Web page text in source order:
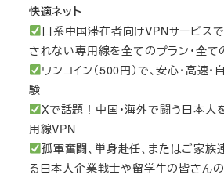
快適ネット
日系中国滞在者向けVPNサービス
されない専用線を全てのプラン・全
ワンコイン（500円）で、安心・高速
験
Xで話題！中国・海外で闘う日本人
用線VPN
孤軍奮闘、単身赴任、またはご家
る日本人企業戦士や留学生の皆さん